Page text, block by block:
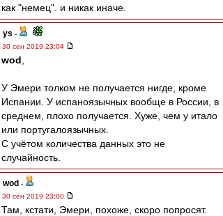
как "немец". и никак иначе.
ys -
30 сен 2019 23:04
wod
У Эмери толком не получается нигде, кроме
Испании. У испаноязычных вообще в России, в
среднем, плохо получается. Хуже, чем у итало
или португалоязычных.
С учётом количества данных это не
случайность.
wod -
30 сен 2019 23:00
Там, кстати, Эмери, похоже, скоро попросят.